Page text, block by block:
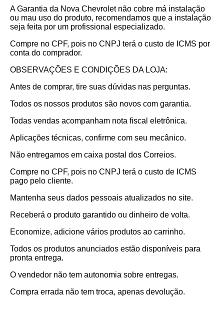
A Garantia da Nova Chevrolet não cobre má instalação
ou mau uso do produto, recomendamos que a instalação
seja feita por um profissional especializado.
Compre no CPF, pois no CNPJ terá o custo de ICMS por
conta do comprador.
OBSERVAÇÕES E CONDIÇÕES DA LOJA:
Antes de comprar, tire suas dúvidas nas perguntas.
Todos os nossos produtos são novos com garantia.
Todas vendas acompanham nota fiscal eletrônica.
Aplicações técnicas, confirme com seu mecânico.
Não entregamos em caixa postal dos Correios.
Compre no CPF, pois no CNPJ terá o custo de ICMS
pago pelo cliente.
Mantenha seus dados pessoais atualizados no site.
Receberá o produto garantido ou dinheiro de volta.
Economize, adicione vários produtos ao carrinho.
Todos os produtos anunciados estão disponíveis para
pronta entrega.
O vendedor não tem autonomia sobre entregas.
Compra errada não tem troca, apenas devolução.